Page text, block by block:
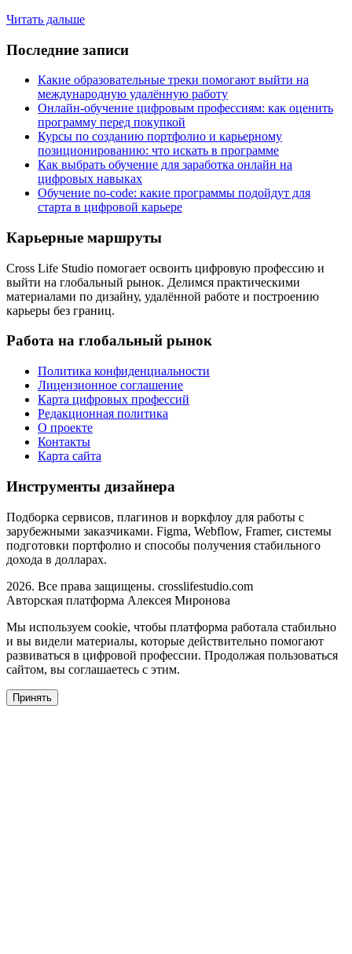
Читать дальше
Последние записи
Какие образовательные треки помогают выйти на
международную удалённую работу
Онлайн-обучение цифровым профессиям: как оценить
программу перед покупкой
Курсы по созданию портфолио и карьерному
позиционированию: что искать в программе
Как выбрать обучение для заработка онлайн на
цифровых навыках
Обучение no-code: какие программы подойдут для
старта в цифровой карьере
Карьерные маршруты
Cross Life Studio помогает освоить цифровую профессию и
выйти на глобальный рынок. Делимся практическими
материалами по дизайну, удалённой работе и построению
карьеры без границ.
Работа на глобальный рынок
Политика конфиденциальности
Лицензионное соглашение
Карта цифровых профессий
Редакционная политика
О проекте
Контакты
Карта сайта
Инструменты дизайнера
Подборка сервисов, плагинов и воркфлоу для работы с
зарубежными заказчиками. Figma, Webflow, Framer, системы
подготовки портфолио и способы получения стабильного
дохода в долларах.
2026. Все права защищены. crosslifestudio.com
Авторская платформа Алексея Миронова
Мы используем cookie, чтобы платформа работала стабильно
и вы видели материалы, которые действительно помогают
развиваться в цифровой профессии. Продолжая пользоваться
сайтом, вы соглашаетесь с этим.
Принять